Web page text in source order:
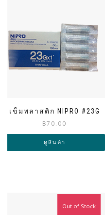
เข็มพลาสติก NIPRO #23G
฿70.00
ดูสินค้า
Out of Stock